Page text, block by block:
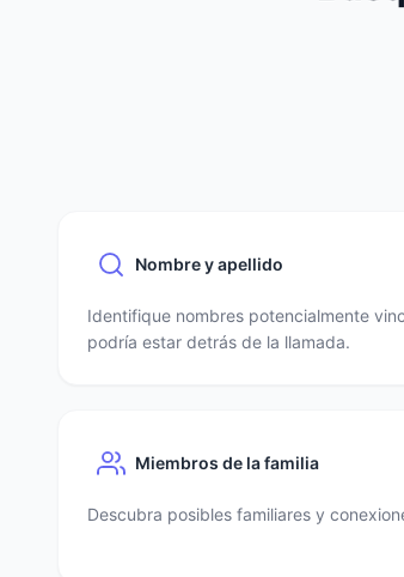
Nombre y apellido
Identifique nombres potencialmente
podría estar detrás de la llamada.
Miembros de la familia
Descubra posibles familiares y